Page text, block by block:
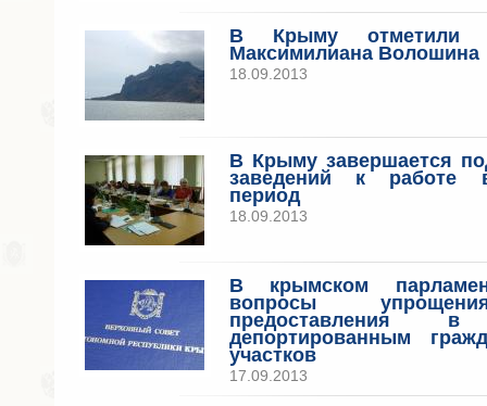
В Крыму отметили
Максимилиана Волошина
18.09.2013
В Крыму завершается
заведений к работе
период
18.09.2013
В крымском
вопросы
предоставления в
депортированным
участков
17.09.2013